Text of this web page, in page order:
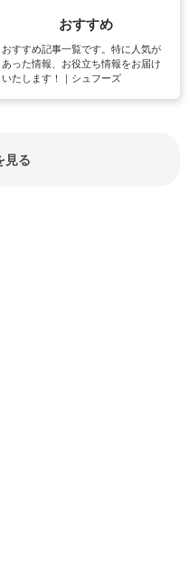
おすすめ
おすすめ記事一覧です。特に人気が
あった情報、お役立ち情報をお届け
いたします！｜シュフーズ
見る